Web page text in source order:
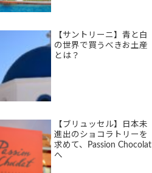
【サントリーニ】青と白
の世界で買うべきお土産
とは？
【ブリュッセル】日本未
進出のショコラトリーを
求めて、Passion Chocolat
へ